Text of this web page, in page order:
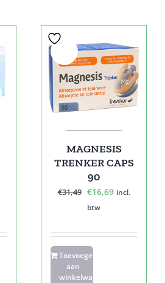
MAGNESIS
TRENKER CAPS
90
€31,49 Oorspronkelijke
prijs
€31,49.
€16,69Huidige
€16,69.
incl.
btw
Toevoegen
aan
winkelwagen